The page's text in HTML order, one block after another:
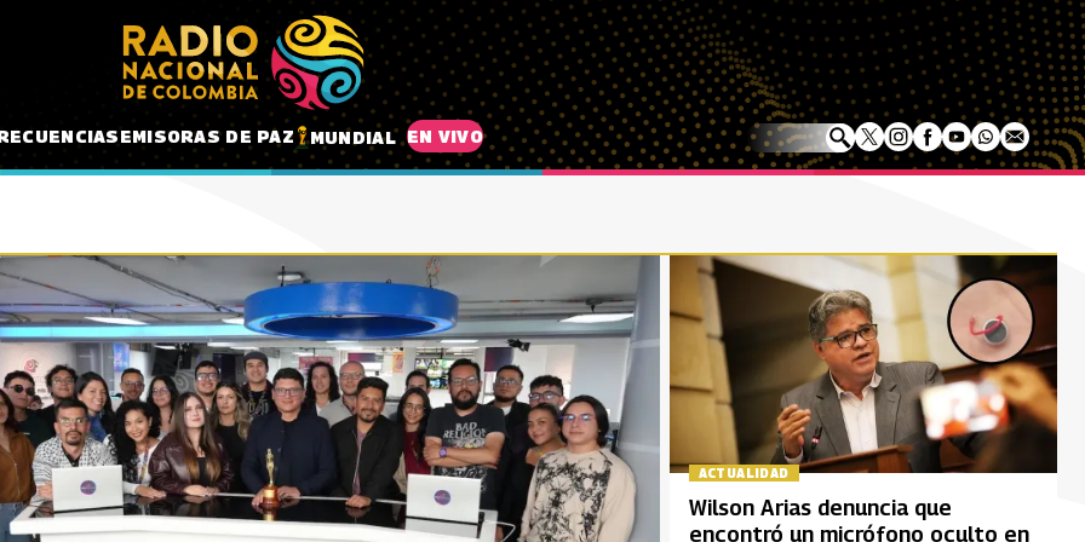
EMISORAS DE PAZ MUNDIAL EN VIVO
ACTUALIDAD
Wilson Arias denuncia que
encontró un micrófono oculto en